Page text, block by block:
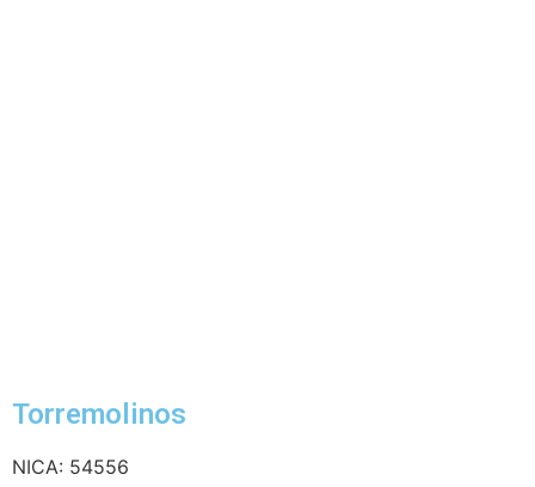
Torremolinos
NICA: 54556